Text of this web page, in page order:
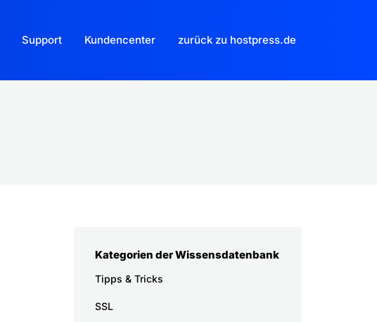
Support Kundencenter zurück zu hostpress.de
Kategorien der Wissensdatenbank
Tipps & Tricks
SSL